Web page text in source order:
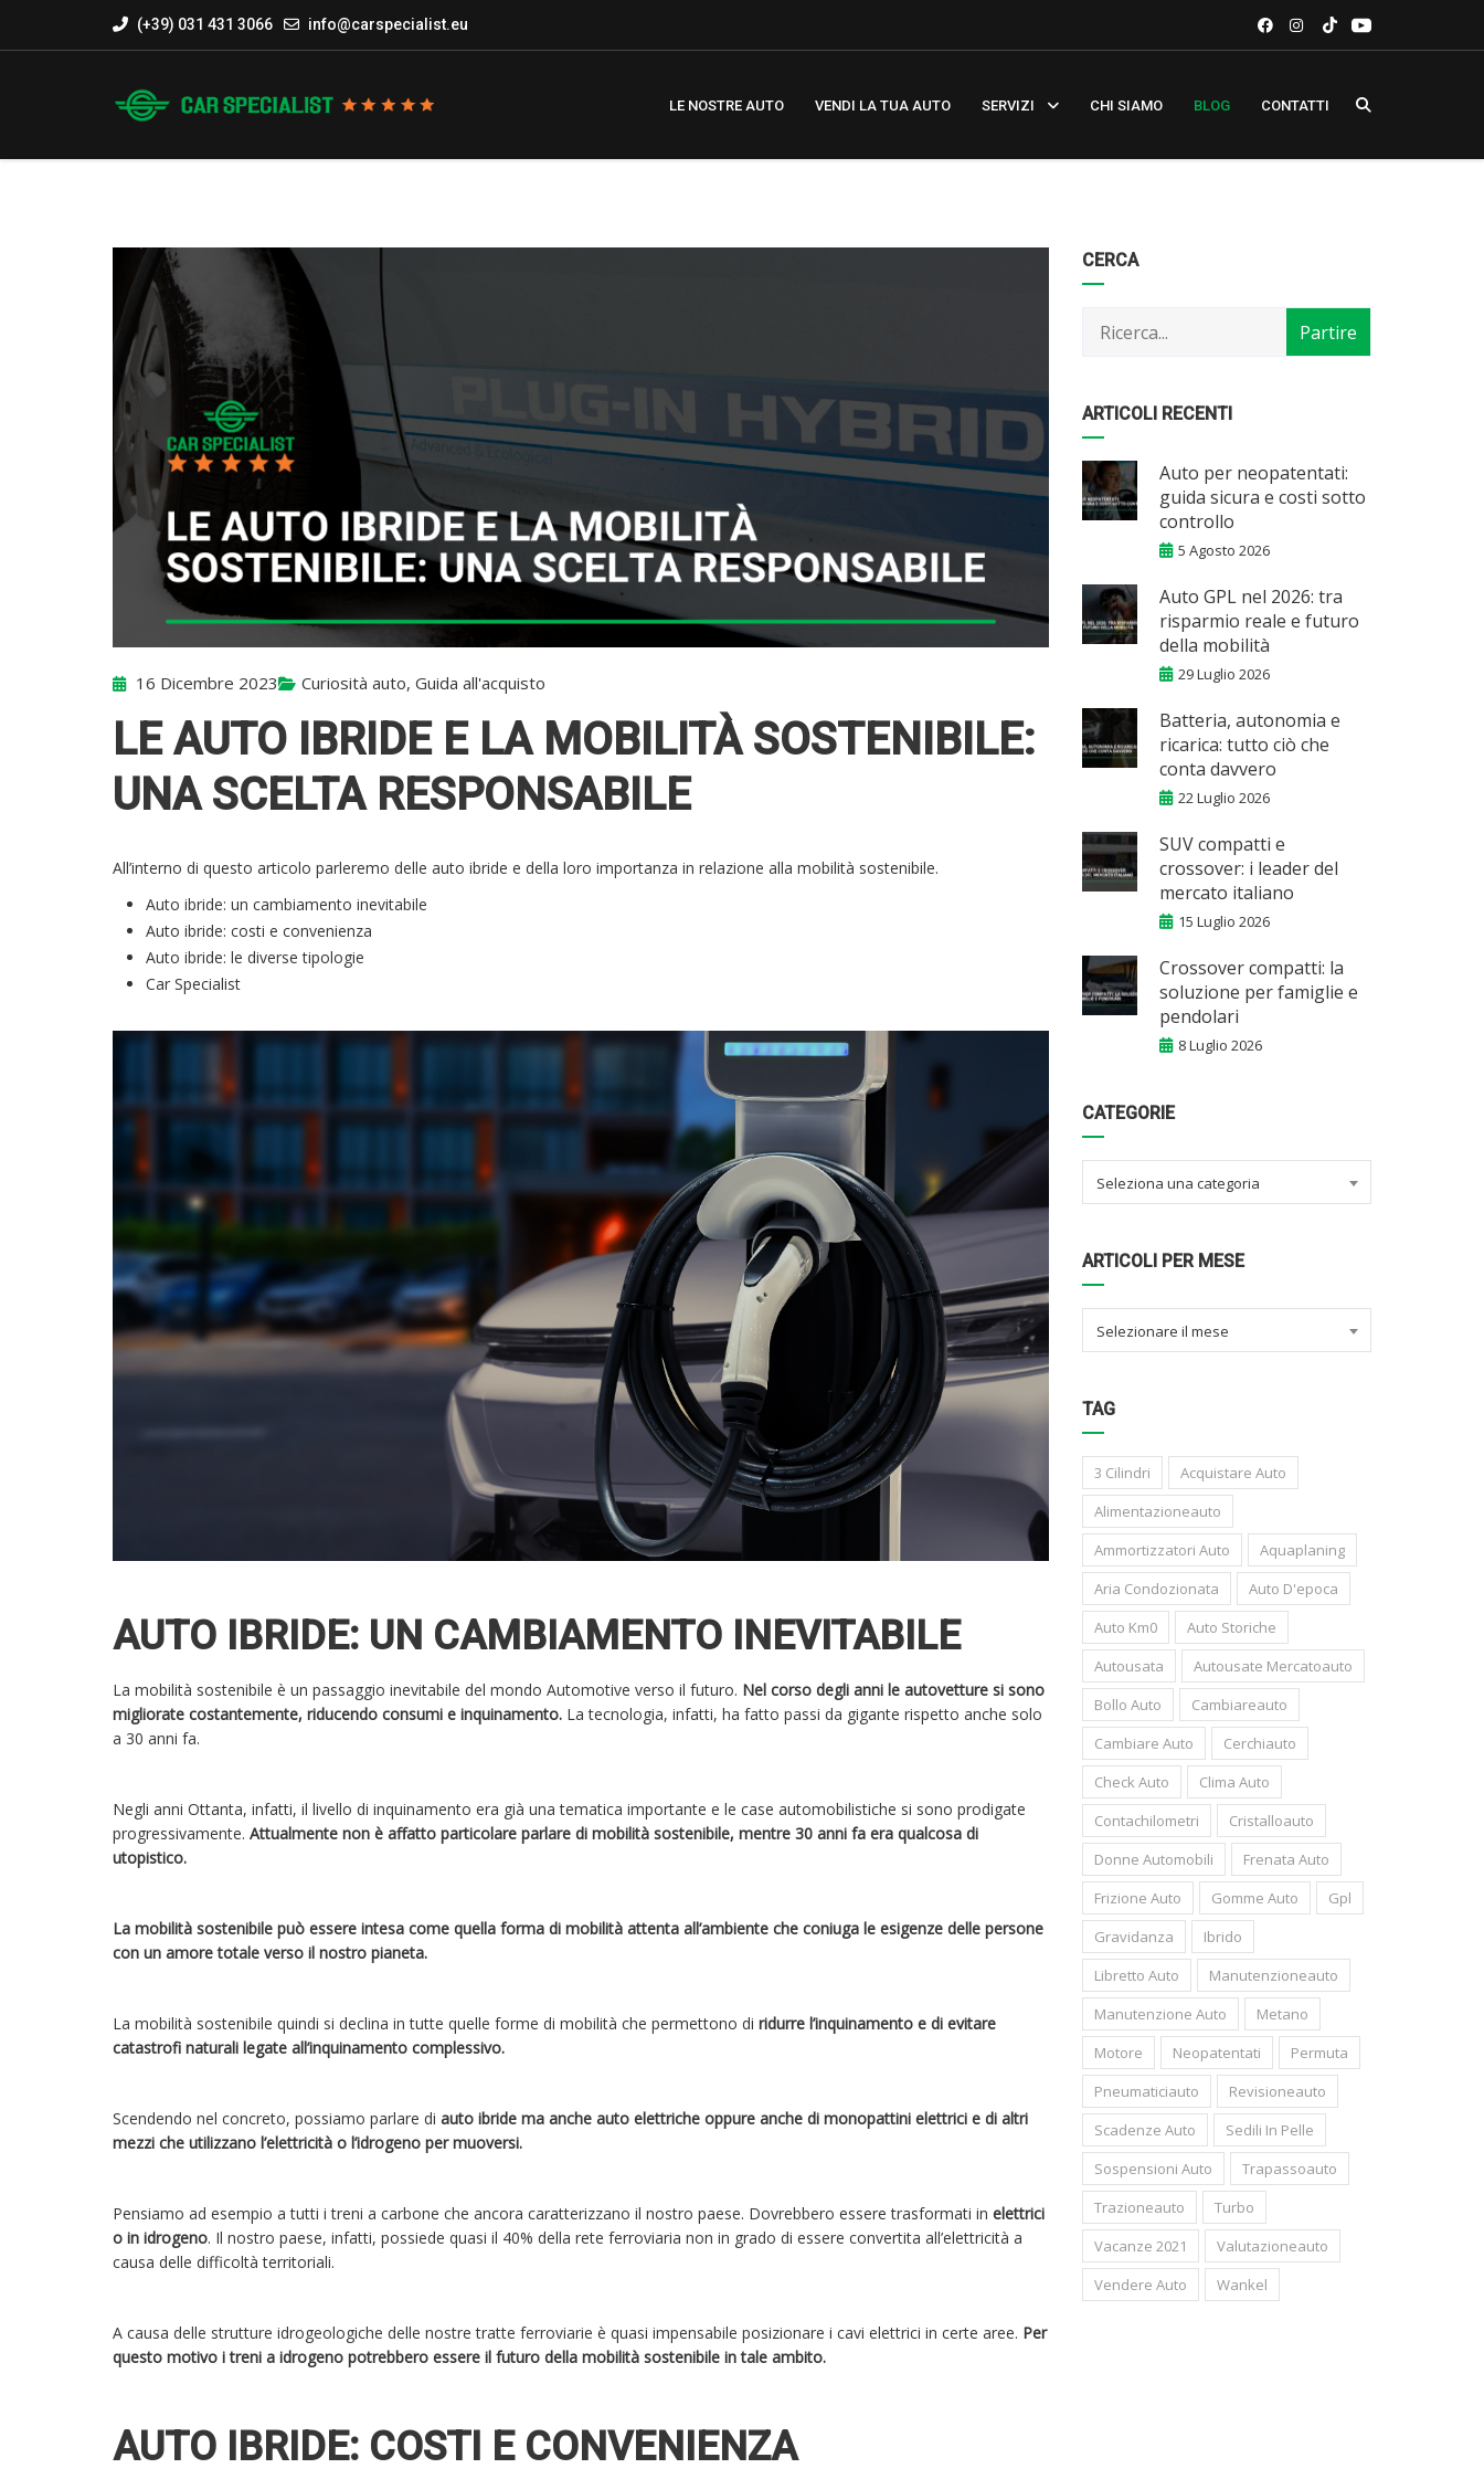
(+39) 031 431 3066 info@carspecialist.eu
LE NOSTRE AUTO VENDI LA TUA AUTO SERVIZI CHI SIAMO BLOG CONTATTI
16 Dicembre 2023 Curiosità auto, Guida all'acquisto
LE AUTO IBRIDE E LA MOBILITÀ SOSTENIBILE:
UNA SCELTA RESPONSABILE
All’interno di questo articolo parleremo delle auto ibride e della loro importanza in relazione alla mobilità sostenibile.
Auto ibride: un cambiamento inevitabile
Auto ibride: costi e convenienza
Auto ibride: le diverse tipologie
Car Specialist
AUTO IBRIDE: UN CAMBIAMENTO INEVITABILE
La mobilità sostenibile è un passaggio inevitabile del mondo Automotive verso il futuro. Nel corso degli anni le autovetture si sono
migliorate costantemente, riducendo consumi e inquinamento. La tecnologia, infatti, ha fatto passi da gigante rispetto anche solo
a 30 anni fa.
Negli anni Ottanta, infatti, il livello di inquinamento era già una tematica importante e le case automobilistiche si sono prodigate
progressivamente. Attualmente non è affatto particolare parlare di mobilità sostenibile, mentre 30 anni fa era qualcosa di
utopistico.
La mobilità sostenibile può essere intesa come quella forma di mobilità attenta all’ambiente che coniuga le esigenze delle persone
con un amore totale verso il nostro pianeta.
La mobilità sostenibile quindi si declina in tutte quelle forme di mobilità che permettono di ridurre l’inquinamento e di evitare
catastrofi naturali legate all’inquinamento complessivo.
Scendendo nel concreto, possiamo parlare di auto ibride ma anche auto elettriche oppure anche di monopattini elettrici e di altri
mezzi che utilizzano l’elettricità o l’idrogeno per muoversi.
Pensiamo ad esempio a tutti i treni a carbone che ancora caratterizzano il nostro paese. Dovrebbero essere trasformati in elettrici
o in idrogeno. Il nostro paese, infatti, possiede quasi il 40% della rete ferroviaria non in grado di essere convertita all’elettricità a
causa delle difficoltà territoriali.
A causa delle strutture idrogeologiche delle nostre tratte ferroviarie è quasi impensabile posizionare i cavi elettrici in certe aree. Per
questo motivo i treni a idrogeno potrebbero essere il futuro della mobilità sostenibile in tale ambito.
AUTO IBRIDE: COSTI E CONVENIENZA
CERCA
ARTICOLI RECENTI
Auto per neopatentati:
guida sicura e costi sotto
controllo
5 Agosto 2026
Auto GPL nel 2026: tra
risparmio reale e futuro
della mobilità
29 Luglio 2026
Batteria, autonomia e
ricarica: tutto ciò che
conta davvero
22 Luglio 2026
SUV compatti e
crossover: i leader del
mercato italiano
15 Luglio 2026
Crossover compatti: la
soluzione per famiglie e
pendolari
8 Luglio 2026
CATEGORIE
Categorie
Seleziona una categoria
ARTICOLI PER MESE
Articoli
per
Selezionare il mese
TAG
3 Cilindri
Acquistare Auto
Alimentazioneauto
Ammortizzatori Auto
Aquaplaning
Aria Condozionata
Auto D'epoca
Auto Km0
Auto Storiche
Autousata
Autousate Mercatoauto
Bollo Auto
Cambiareauto
Cambiare Auto
Cerchiauto
Check Auto
Clima Auto
Contachilometri
Cristalloauto
Donne Automobili
Frenata Auto
Frizione Auto
Gomme Auto
Gpl
Gravidanza
Ibrido
Libretto Auto
Manutenzioneauto
Manutenzione Auto
Metano
Motore
Neopatentati
Permuta
Pneumaticiauto
Revisioneauto
Scadenze Auto
Sedili In Pelle
Sospensioni Auto
Trapassoauto
Trazioneauto
Turbo
Vacanze 2021
Valutazioneauto
Vendere Auto
Wankel